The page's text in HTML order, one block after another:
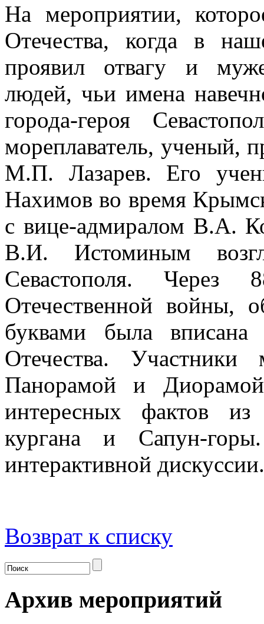
На мероприятии,
Отечества, когда в
проявил отвагу и
людей, чьи имена
города-героя
мореплаватель, ученый,
М.П. Лазарев. Его
Нахимов во время
с вице-адмиралом В.А.
В.И. Истоминым
Севастополя.
Отечественной войны,
буквами была
Отечества. Участники
Панорамой и
интересных фактов
кургана и Сапун-горы.
интерактивной дискуссии.
Возврат к списку
Архив мероприятий